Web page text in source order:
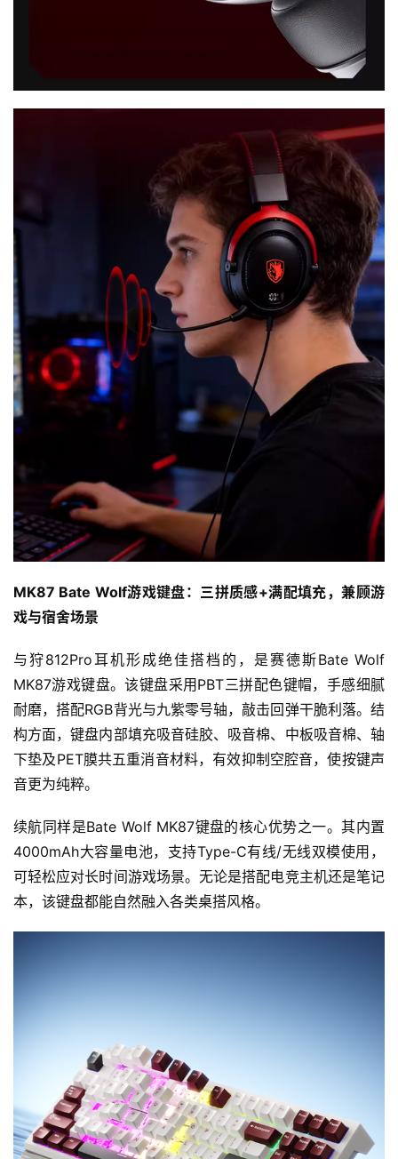
戏
戏
2
5
第
十
三
届
金
茶
奖
7
月
3
0
日
游
茶
对
接
会
上
国
)
MK87 Bate Wolf游戏键盘：三拼质感+满配填充，兼顾游
戏与宿舍场景
与狩812Pro耳机形成绝佳搭档的，是赛德斯Bate Wolf
MK87游戏键盘。该键盘采用PBT三拼配色键帽，手感细腻
耐磨，搭配RGB背光与九紫零号轴，敲击回弹干脆利落。结
构方面，键盘内部填充吸音硅胶、吸音棉、中板吸音棉、轴
下垫及PET膜共五重消音材料，有效抑制空腔音，使按键声
音更为纯粹。
续航同样是Bate Wolf MK87键盘的核心优势之一。其内置
4000mAh大容量电池，支持Type-C有线/无线双模使用，
可轻松应对长时间游戏场景。无论是搭配电竞主机还是笔记
本，该键盘都能自然融入各类桌搭风格。